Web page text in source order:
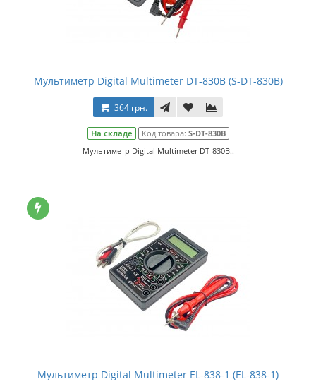
Мультиметр Digital Multimeter DT-830B (S-DT-830B)
364 грн.
На складе Код товара: S-DT-830B
Мультиметр Digital Multimeter DT-830B..
Мультиметр Digital Multimeter EL-838-1 (EL-838-1)